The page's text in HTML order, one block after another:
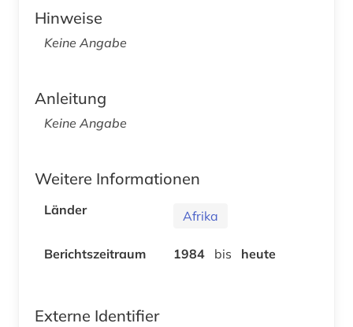
Hinweise
Keine Angabe
Anleitung
Keine Angabe
Weitere Informationen
Länder Afrika
Berichtszeitraum 1984 bis heute
Externe Identifier